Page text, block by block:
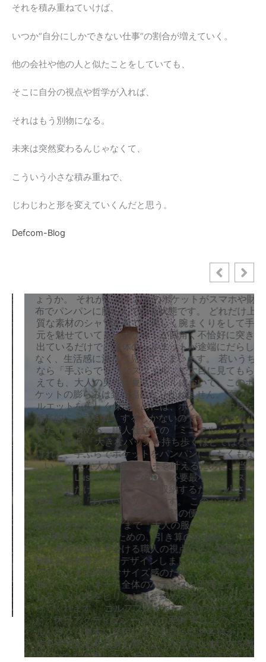
それを積み重ねていけば、
いつか“自分にしかできない仕事”の割合が増えていく。
他の会社や他の人と似たことをしていても、
そこに自分の視点や哲学が入れば、
それはもう別物になる。
未来は突然変わるんじゃなくて、
こういう小さな積み重ねで、
じわじわと形を変えていくんだと思う。
Defcom-Blog
スマホと財布はどこに入れる？40代から
と、ゴルフでの意外な活用法
40代の夏服を台無しにする、ボトムスの「ポケット
枚という軽装になる季節。 40代・50代のメンズフ
ァッションにおいて、清潔感やスマートさを一瞬で
ょうか。 それが、ボトムスのポケットがスマホや財
布でパンパンに膨らんでいる状態です。 どれだけ上
質な素材のシャツを着て、美しく腕まくりをして手
元を魅せていても、ポケットが四角く不恰好に突き
出ているだけで、全体のシルエットが途端にだらし
なく、生活感に溢れて見えてしまいます。 若いうち
なら「手ぶらでラフなスタイル」で大目に見てもら
えても、大人の男性の夏スタイルにおいて、このポ
ケットの膨らみは致命傷になりかねません。 夏のシ
ルエットを美しく保つためには、ポケットの中身を
徹底的に「引き算」するしかないのです。 必要最小
限だけを収める、職人仕立ての「ミニマルバッグ」
という選択 「大きなバッグを持ち歩くほどではない
けれど、手ぶらでポケットをパンパンにしたくもな
い」 そんな大人のわがままを叶えるために、当
Stadio Lustで仕立てたのが、必要最小限の「スマ
ホと財布だけ」をスマートに収納するための小さな
相棒、通称「ちょいバッグ」です。 このバッグは、
専門店が作るような「機能性抜群の便利グッズ」で
はありません。 あくまで「大人の服のシルエットを
一番美しく見せるための、引き算の名脇役」とし
て、舞台衣装を手掛ける職人の視点から、極限まで
無駄を削ぎ落としてデザインしました。 体に自然に
フィットする絶妙なサイズ感のため、シンプルな夏
服のコーディネート全体のバランスを邪魔せず、む
しろスタイルをピリッと引き締めるアクセントにな
ってくれます。 ゴルフプレイヤーが気づかせてくれ
た、休日アクティブシーンでの実例 実はこのミニマ
ルバッグ、過去に愛用してくださったお客様から、
作り手である私自身も驚くような意外な使い方を教
えていただきました。 それが、「ゴルフのラウンド